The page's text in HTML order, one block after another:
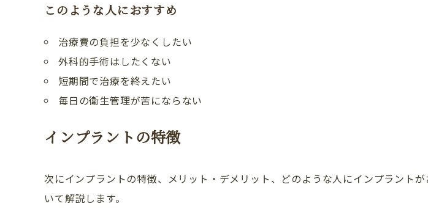
このような人におすすめ
治療費の負担を少なくしたい
外科的手術はしたくない
短期間で治療を終えたい
毎日の衛生管理が苦にならない
インプラントの特徴
次にインプラントの特徴、メリット・デメリット、どのような人にインプラント
いて解説します。